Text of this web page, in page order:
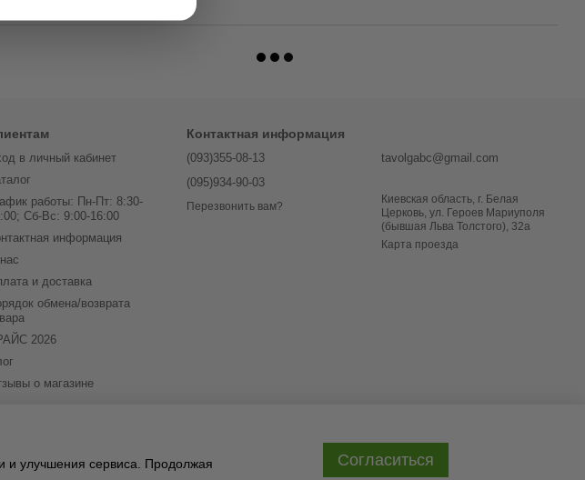
в личный кабинет
работы: Пн-Пт: 8:30-
Сб-Вс: 9:00-16:00
информация
и доставка
обмена/возврата
2026
о магазине
Контактная информация
(093)355-08-13
(095)934-90-03
Перезвонить вам?
tavolgabc@gmail.com
Киевская область, г. Белая
Церковь, ул. Героев Мариуполя
(бывшая Льва Толстого), 32a
Карта проезда
и улучшения сервиса. Продолжая
Согласиться